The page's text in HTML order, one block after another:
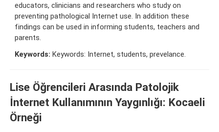
educators, clinicians and researchers who study on
preventing pathological Internet use. In addition these
findings can be used in informing students, teachers and
parents.
Keywords: Keywords: Internet, students, prevelance.
Lise Öğrencileri Arasında Patolojik
İnternet Kullanımının Yaygınlığı: Kocaeli
Örneği